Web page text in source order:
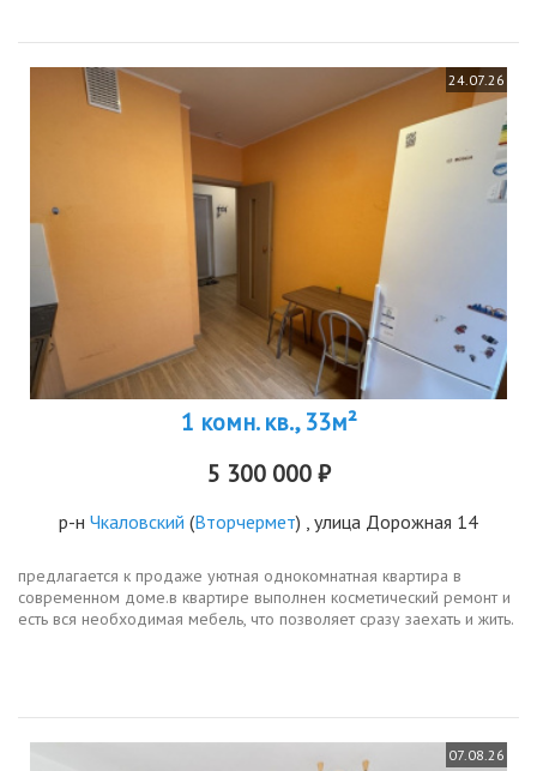
24.07.26
1 комн. кв., 33м²
5 300 000 ₽
р-н Чкаловский (Вторчермет) , улица Дорожная 14
предлагается к продаже уютная однокомнатная квартира в
современном доме.в квартире выполнен косметический ремонт и
есть вся необходимая мебель, что позволяет сразу заехать и жить.
07.08.26